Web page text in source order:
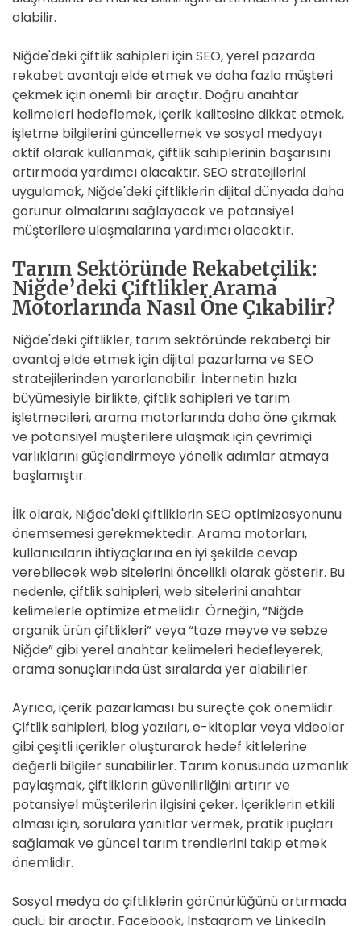
olabilir.
Niğde'deki çiftlik sahipleri için SEO, yerel pazarda
rekabet avantajı elde etmek ve daha fazla müşteri
çekmek için önemli bir araçtır. Doğru anahtar
kelimeleri hedeflemek, içerik kalitesine dikkat etmek,
işletme bilgilerini güncellemek ve sosyal medyayı
aktif olarak kullanmak, çiftlik sahiplerinin başarısını
artırmada yardımcı olacaktır. SEO stratejilerini
uygulamak, Niğde'deki çiftliklerin dijital dünyada daha
görünür olmalarını sağlayacak ve potansiyel
müşterilere ulaşmalarına yardımcı olacaktır.
Tarım Sektöründe Rekabetçilik:
Niğde’deki Çiftlikler Arama
Motorlarında Nasıl Öne Çıkabilir?
Niğde'deki çiftlikler, tarım sektöründe rekabetçi bir
avantaj elde etmek için dijital pazarlama ve SEO
stratejilerinden yararlanabilir. İnternetin hızla
büyümesiyle birlikte, çiftlik sahipleri ve tarım
işletmecileri, arama motorlarında daha öne çıkmak
ve potansiyel müşterilere ulaşmak için çevrimiçi
varlıklarını güçlendirmeye yönelik adımlar atmaya
başlamıştır.
İlk olarak, Niğde'deki çiftliklerin SEO optimizasyonunu
önemsemesi gerekmektedir. Arama motorları,
kullanıcıların ihtiyaçlarına en iyi şekilde cevap
verebilecek web sitelerini öncelikli olarak gösterir. Bu
nedenle, çiftlik sahipleri, web sitelerini anahtar
kelimelerle optimize etmelidir. Örneğin, “Niğde
organik ürün çiftlikleri” veya “taze meyve ve sebze
Niğde” gibi yerel anahtar kelimeleri hedefleyerek,
arama sonuçlarında üst sıralarda yer alabilirler.
Ayrıca, içerik pazarlaması bu süreçte çok önemlidir.
Çiftlik sahipleri, blog yazıları, e-kitaplar veya videolar
gibi çeşitli içerikler oluşturarak hedef kitlelerine
değerli bilgiler sunabilirler. Tarım konusunda uzmanlık
paylaşmak, çiftliklerin güvenilirliğini artırır ve
potansiyel müşterilerin ilgisini çeker. İçeriklerin etkili
olması için, sorulara yanıtlar vermek, pratik ipuçları
sağlamak ve güncel tarım trendlerini takip etmek
önemlidir.
Sosyal medya da çiftliklerin görünürlüğünü artırmada
güçlü bir araçtır. Facebook, Instagram ve LinkedIn